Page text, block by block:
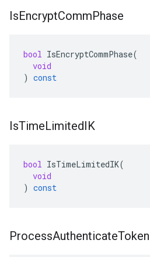
IsEncryptCommPhase
bool IsEncryptCommPhase(
void
) const
IsTimeLimitedIK
bool IsTimeLimitedIK(
void
) const
ProcessAuthenticateToken